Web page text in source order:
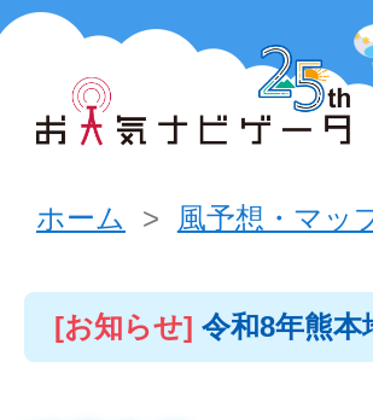
ホーム 風予想・マッ
[お知らせ] 令和8年熊